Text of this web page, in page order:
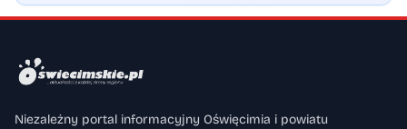
Niezależny portal informacyjny Oświęcimia i powiatu